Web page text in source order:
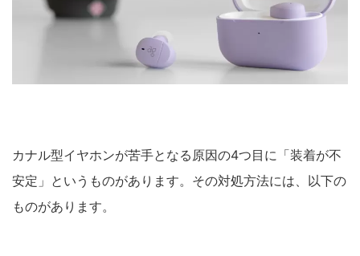
カナル型イヤホンが苦手となる原因の4つ目に「装着が不
安定」というものがあります。その対処方法には、以下の
ものがあります。